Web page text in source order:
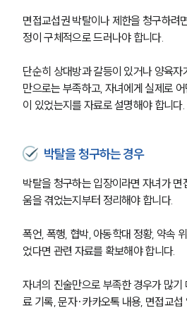
부소개
면접교섭권 박탈이나 제한을 청구하려
정이 구체적으로 드러나야 합니다.
단순히 상대방과 갈등이 있거나 양육
만으로는 부족하고, 자녀에게 실제로
이 있었는지를 자료로 설명해야 합니다.
박탈을 청구하는 경우
박탈을 청구하는 입장이라면 자녀가
움을 겪었는지부터 정리해야 합니다.
폭언, 폭행, 협박, 아동학대 정황, 약속
었다면 관련 자료를 확보해야 합니다.
자녀의 진술만으로 부족한 경우가 많기
료 기록, 문자·카카오톡 내용, 면접교